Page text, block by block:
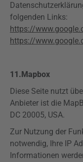
folgenden Links:
https://
https://
11.Mapbox
Diese Seite nutzt
Anbieter ist die
DC 20005, USA.
Zur Nutzung der
notwendig, Ihre IP
Informationen